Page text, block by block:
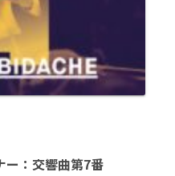
ー：交響曲第7番